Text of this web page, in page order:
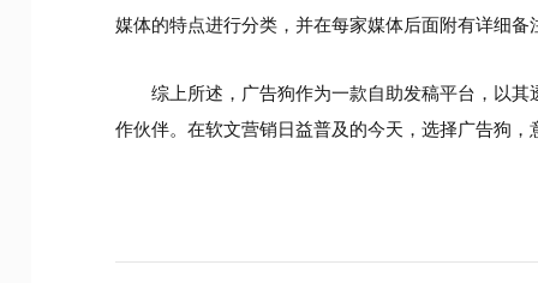
媒体的特点进行分类，并在每家媒体后面附有详细
综上所述，广告狗作为一款自助发稿平台，以
作伙伴。在软文营销日益普及的今天，选择广告狗